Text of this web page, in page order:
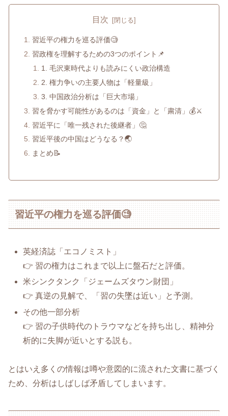
目次
習近平の権力を巡る評価🧐
習政権を理解するための3つのポイント📌
1. 毛沢東時代よりも読みにくい政治構造
2. 権力争いの主要人物は「軽量級」
3. 中国政治分析は「巨大市場」
習を脅かす可能性があるのは「資金」と「粛清」💰⚔️
習近平に「唯一残された後継者」🤔
習近平後の中国はどうなる？🌏
まとめ📝
習近平の権力を巡る評価🧐
英経済誌「エコノミスト」
👉 習の権力はこれまで以上に盤石だと評価。
米シンクタンク「ジェームズタウン財団」
👉 真逆の見解で、「習の失墜は近い」と予測。
その他一部分析
👉 習の子供時代のトラウマなどを持ち出し、精神分
析的に失脚が近いとする説も。
とはいえ多くの情報は噂や意図的に流された文書に基づく
ため、分析はしばしば矛盾してしまいます。